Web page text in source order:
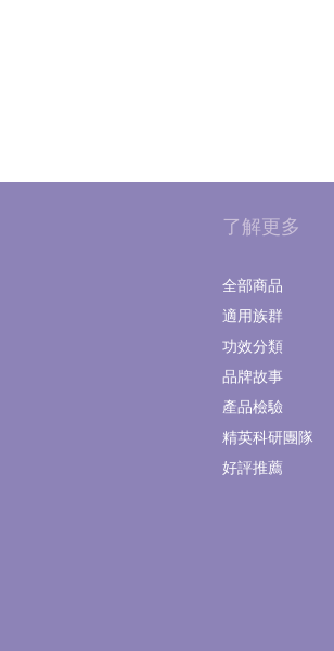
了解更多
全部商品
適用族群
功效分類
品牌故事
產品檢驗
精英科研團隊
好評推薦